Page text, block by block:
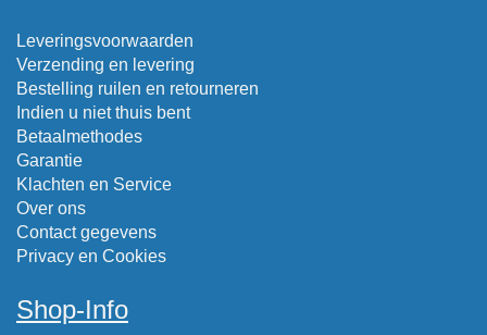
Leveringsvoorwaarden
Verzending en levering
Bestelling ruilen en retourneren
Indien u niet thuis bent
Betaalmethodes
Garantie
Klachten en Service
Over ons
Contact gegevens
Privacy en Cookies
Shop-Info